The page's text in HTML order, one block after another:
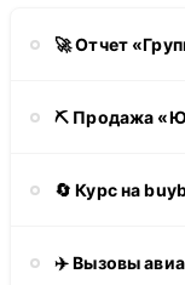
🚀 Отчет
⛏️ Продажа
🔄 Курс на
✈️ Вызовы